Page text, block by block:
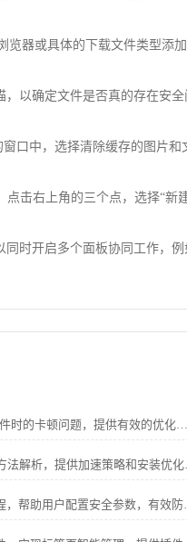
览器或具体的下载文件类型添
以确定文件是否真的存在安
口中，选择清除缓存的图片和
击右上角的三个点，选择“新
时开启多个面板协同工作，
了解如何解决Chrome浏览器下载文件时的卡顿问题，提供有效的优化方法，提升下载速度，确保顺畅的文件获取过程。
谷歌浏览器高
google浏览器隐私